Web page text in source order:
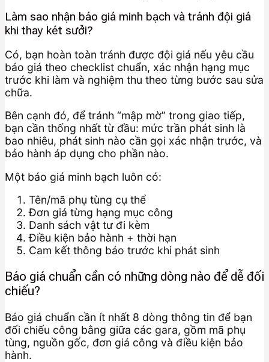
Làm sao nhận báo giá minh bạch và tránh đội giá
khi thay két sưởi?
Có, bạn hoàn toàn tránh được đội giá nếu yêu cầu
báo giá theo checklist chuẩn, xác nhận hạng mục
trước khi làm và nghiệm thu theo từng bước sau sửa
chữa.
Bên cạnh đó, để tránh “mập mờ” trong giao tiếp,
bạn cần thống nhất từ đầu: mức trần phát sinh là
bao nhiêu, phát sinh nào cần gọi xác nhận trước, và
bảo hành áp dụng cho phần nào.
Một báo giá minh bạch luôn có:
Tên/mã phụ tùng cụ thể
Đơn giá từng hạng mục công
Danh sách vật tư đi kèm
Điều kiện bảo hành + thời hạn
Cam kết thông báo trước khi phát sinh
Báo giá chuẩn cần có những dòng nào để dễ đối
chiếu?
Báo giá chuẩn cần ít nhất 8 dòng thông tin để bạn
đối chiếu công bằng giữa các gara, gồm mã phụ
tùng, nguồn gốc, đơn giá công và điều kiện bảo
hành.